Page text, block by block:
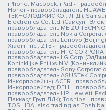
iPhone, Macbook, iPad -
Honor - правообладатель
ТЕКНОЛОДЖИС КО., ЛТД.);
Electronics Co. Ltd. (Самсунг
правообладатель MEIZU
правообладатель Nokia
правообладатель Lenovo
Xiaomi Inc.; ZTE -
правообладатель HTC
правообладатель LG Corp.
Koninklijke Philips N.V.
правообладатель Sony
правообладатель ASUSTeK
Инкорпорейшн); ACER -
Инкорпорейтед); DELL -
правообладатель HP Hewlett-
Паккард Груп ЛЛК); Toshiba -
TOSHIBA, also trading as